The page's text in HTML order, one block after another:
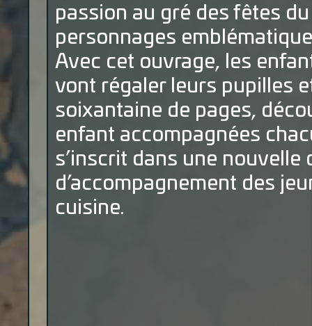
passion au gré des fêtes
personnages
Avec cet ouvrage, les
vont régaler leurs pupilles
soixantaine de pages,
enfant accompagnées
s’inscrit dans une
d’accompagnement des
cuisine.